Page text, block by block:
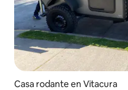
Casa rodante en Vitacura